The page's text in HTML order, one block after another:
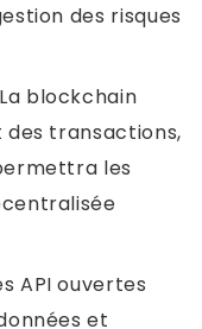
des risques
La blockchain
transactions,
les
API ouvertes
et